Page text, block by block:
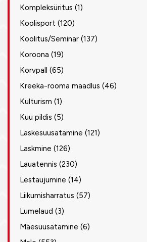
Kompleksüritus (1)
Koolisport (120)
Koolitus/Seminar (137)
Koroona (19)
Korvpall (65)
Kreeka-rooma maadlus (46)
Kulturism (1)
Kuu pildis (5)
Laskesuusatamine (121)
Laskmine (126)
Lauatennis (230)
Lestaujumine (14)
Liikumisharratus (57)
Lumelaud (3)
Mäesuusatamine (6)